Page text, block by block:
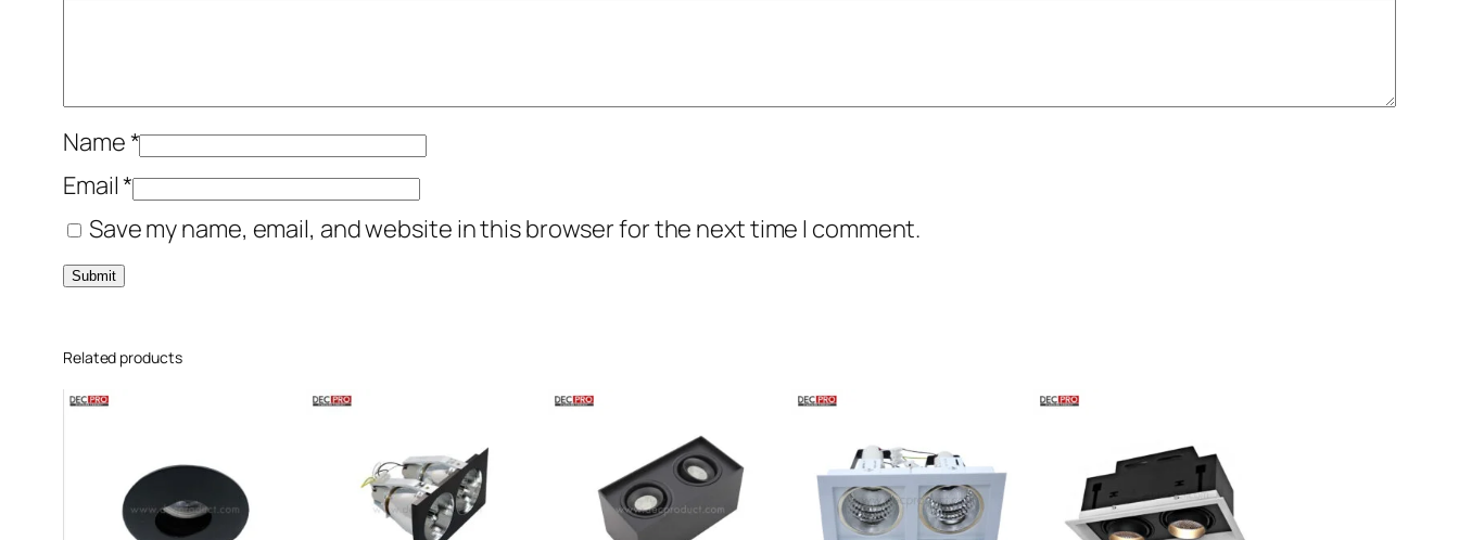
Name*
Email*
Save my name, email, and website in this browser for the next time I comment.
Related products